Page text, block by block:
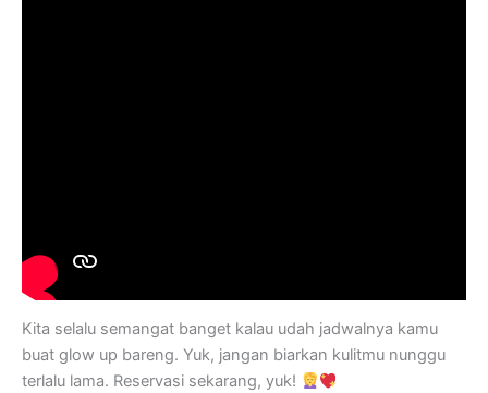
Kita selalu semangat banget kalau udah jadwalnya kamu
buat glow up bareng. Yuk, jangan biarkan kulitmu nunggu
terlalu lama. Reservasi sekarang, yuk!